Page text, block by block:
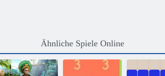
Ähnliche Spiele Online